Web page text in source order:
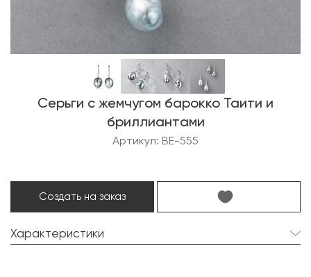
Серьги с жемчугом барокко Таити и
бриллиантами
Артикул: BE-555
Создать на заказ
Характеристики